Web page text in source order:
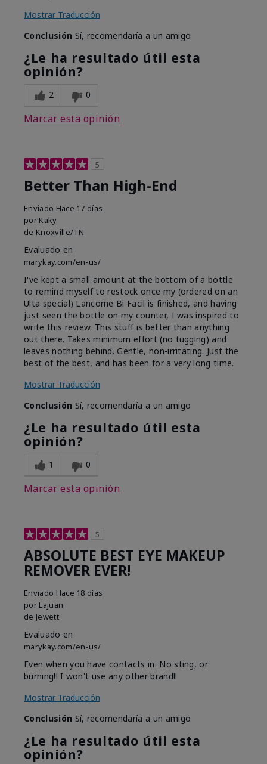
Mostrar Traducción
Conclusión Sí, recomendaría a un amigo
¿Le ha resultado útil esta
opinión?
2 0
Marcar esta opinión
5
Better Than High-End
Enviado Hace 17 días
por Kaky
de Knoxville/TN
Evaluado en
marykay.com/en-us/
I've kept a small amount at the bottom of a bottle
to remind myself to restock once my (ordered on an
Ulta special) Lancome Bi Facil is finished, and having
just seen the bottle on my counter, I was inspired to
write this review. This stuff is better than anything
out there. Takes minimum effort (no tugging) and
leaves nothing behind. Gentle, non-irritating. Just the
best of the best, and has been for a very long time.
Mostrar Traducción
Conclusión Sí, recomendaría a un amigo
¿Le ha resultado útil esta
opinión?
1 0
Marcar esta opinión
5
ABSOLUTE BEST EYE MAKEUP
REMOVER EVER!
Enviado Hace 18 días
por Lajuan
de Jewett
Evaluado en
marykay.com/en-us/
Even when you have contacts in. No sting, or
burning!! I won't use any other brand!!
Mostrar Traducción
Conclusión Sí, recomendaría a un amigo
¿Le ha resultado útil esta
opinión?